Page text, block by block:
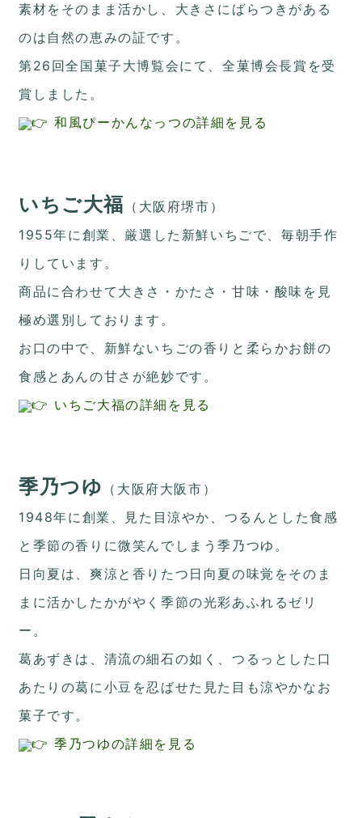
素材をそのまま活かし、大きさにばらつきがある
のは自然の恵みの証です。
第26回全国菓子大博覧会にて、全菓博会長賞を受
賞しました。
👉 和風ぴーかんなっつの詳細を見る
いちご大福 （大阪府堺市）
1955年に創業、厳選した新鮮いちごで、毎朝手作
りしています。
商品に合わせて大きさ・かたさ・甘味・酸味を見
極め選別しております。
お口の中で、新鮮ないちごの香りと柔らかお餅の
食感とあんの甘さが絶妙です。
👉 いちご大福の詳細を見る
季乃つゆ （大阪府大阪市）
1948年に創業、見た目涼やか、つるんとした食感
と季節の香りに微笑んでしまう季乃つゆ。
日向夏は、爽涼と香りたつ日向夏の味覚をそのま
まに活かしたかがやく季節の光彩あふれるゼリ
ー。
葛あずきは、清流の細石の如く、つるっとした口
あたりの葛に小豆を忍ばせた見た目も涼やかなお
菓子です。
👉 季乃つゆの詳細を見る